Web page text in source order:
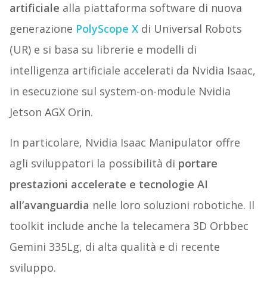
artificiale alla piattaforma software di nuova
generazione PolyScope Xdi Universal Robots
(UR) e si basa su librerie e modelli di
intelligenza artificiale accelerati da Nvidia Isaac,
in esecuzione sul system-on-module Nvidia
Jetson AGX Orin.
In particolare, Nvidia Isaac Manipulator offre
agli sviluppatori la possibilità di portare
prestazioni accelerate e tecnologie AI
all’avanguardia nelle loro soluzioni robotiche. Il
toolkit include anche la telecamera 3D Orbbec
Gemini 335Lg, di alta qualità e di recente
sviluppo.